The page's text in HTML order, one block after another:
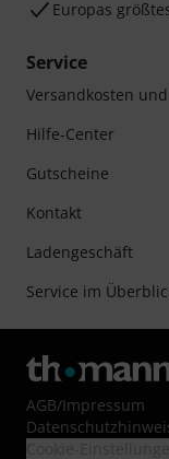
Europas
Service
Versandkosten
Hilfe-Center
Gutscheine
Kontakt
Ladengeschäft
Service im
AGB/Impressum